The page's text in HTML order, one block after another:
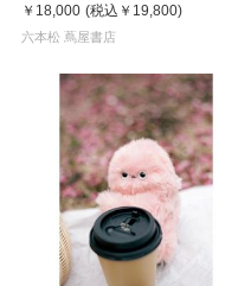
￥18,000 (税込 ￥19,800)
六本松 蔦屋書店